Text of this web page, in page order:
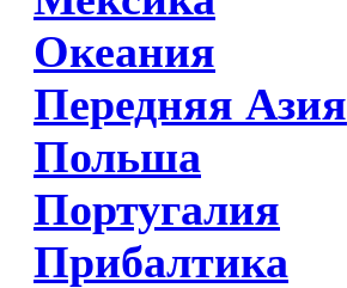
Океания
Передняя Азия
Польша
Португалия
Прибалтика